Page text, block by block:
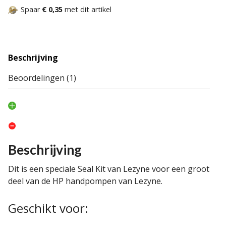
Spaar € 0,35 met dit artikel
Beschrijving
Beoordelingen (1)
Beschrijving
Dit is een speciale Seal Kit van Lezyne voor een groot
deel van de HP handpompen van Lezyne.
Geschikt voor: